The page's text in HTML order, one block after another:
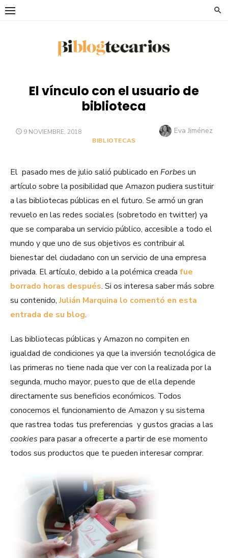
Saltar
El vínculo con el usuario de
biblioteca
PUBLICADO
9 NOVIEMBRE, 2018 Autor
Eva Jiménez
BIBLIOTECAS
El pasado mes de julio salió publicado en Forbes un
artículo sobre la posibilidad que Amazon pudiera sustituir
a las bibliotecas públicas en el futuro. Se armó un gran
revuelo en las redes sociales (sobretodo en twitter) ya
que se comparaba un servicio público, accesible a todo el
mundo y que uno de sus objetivos es contribuir al
bienestar del ciudadano con un servicio de una empresa
privada. El artículo, debido a la polémica creada fue
borrado horas después. Si os interesa saber más sobre
su contenido,Julián Marquina lo comentó en esta
entrada de su blog.
Las bibliotecas públicas y Amazon no compiten en
igualdad de condiciones ya que la inversión tecnológica de
las primeras no tiene nada que ver con la realizada por la
segunda, mucho mayor, puesto que de ella depende
directamente sus beneficios económicos. Todos
conocemos el funcionamiento de Amazon y su sistema
que rastrea todas tus preferencias y gustos gracias a las
cookies para pasar a ofrecerte a partir de ese momento
todos sus productos que te pueden interesar comprar.